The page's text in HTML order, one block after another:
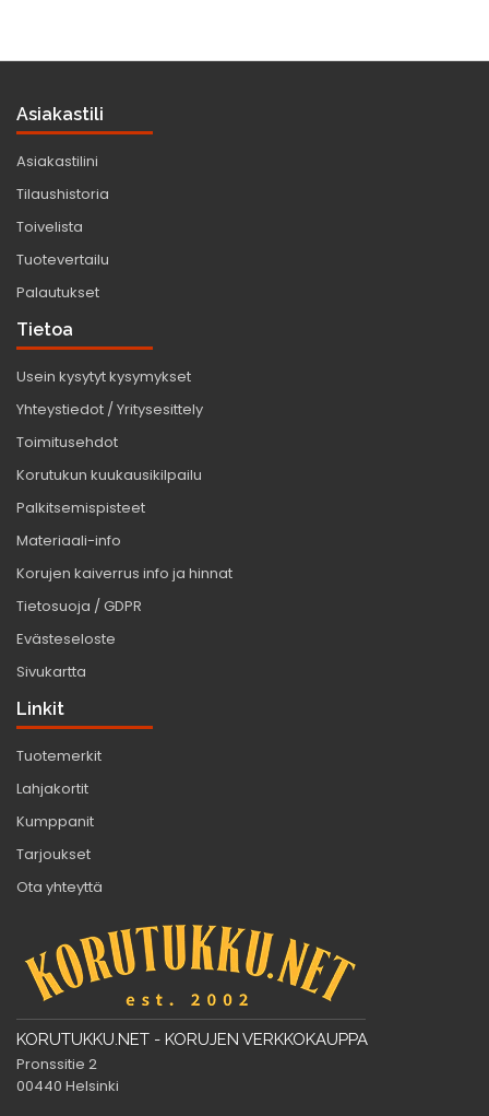
Asiakastili
Asiakastilini
Tilaushistoria
Toivelista
Tuotevertailu
Palautukset
Tietoa
Usein kysytyt kysymykset
Yhteystiedot / Yritysesittely
Toimitusehdot
Korutukun kuukausikilpailu
Palkitsemispisteet
Materiaali-info
Korujen kaiverrus info ja hinnat
Tietosuoja / GDPR
Evästeseloste
Sivukartta
Linkit
Tuotemerkit
Lahjakortit
Kumppanit
Tarjoukset
Ota yhteyttä
KORUTUKKU.NET - KORUJEN VERKKOKAUPPA
Pronssitie 2
00440 Helsinki